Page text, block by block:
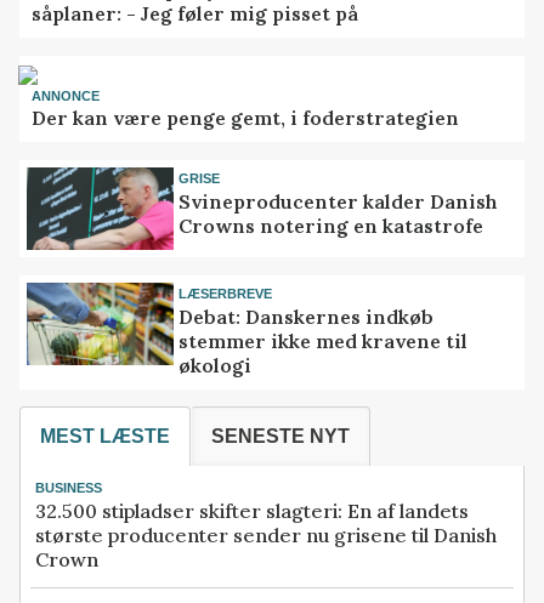
såplaner: - Jeg føler mig pisset på
ANNONCE
Der kan være penge gemt, i foderstrategien
GRISE
Svineproducenter kalder Danish
Crowns notering en katastrofe
LÆSERBREVE
Debat: Danskernes indkøb
stemmer ikke med kravene til
økologi
MEST LÆSTE SENESTE NYT
BUSINESS
32.500 stipladser skifter slagteri: En af landets
største producenter sender nu grisene til Danish
Crown